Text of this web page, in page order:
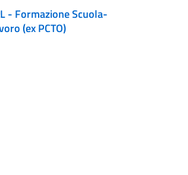
- Formazione Scuola-
(ex PCTO)